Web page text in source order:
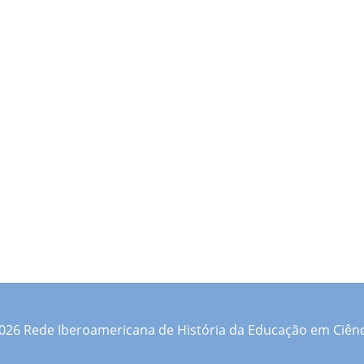
Rede Iberoamericana de História da Educação em